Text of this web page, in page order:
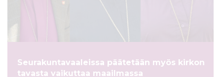
Seurakuntavaaleissa päätetään myös kirkon
tavasta vaikuttaa maailmassa